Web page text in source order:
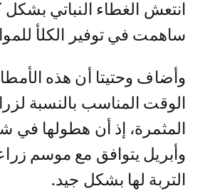
انتعش الغطاء النباتي بشكل
ساهمت في توفير الكلأ
وأضاف وحتيتا أن هذه
الوقت المناسب بالنسبة
المثمرة، إذ أن هطولها
وأبريل يتوافق مع موسم
التربة لها بشكل جيد.